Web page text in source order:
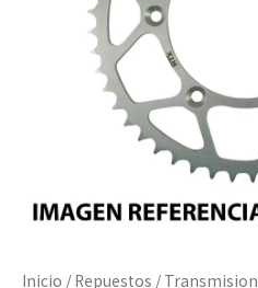
Inicio / Repuestos /